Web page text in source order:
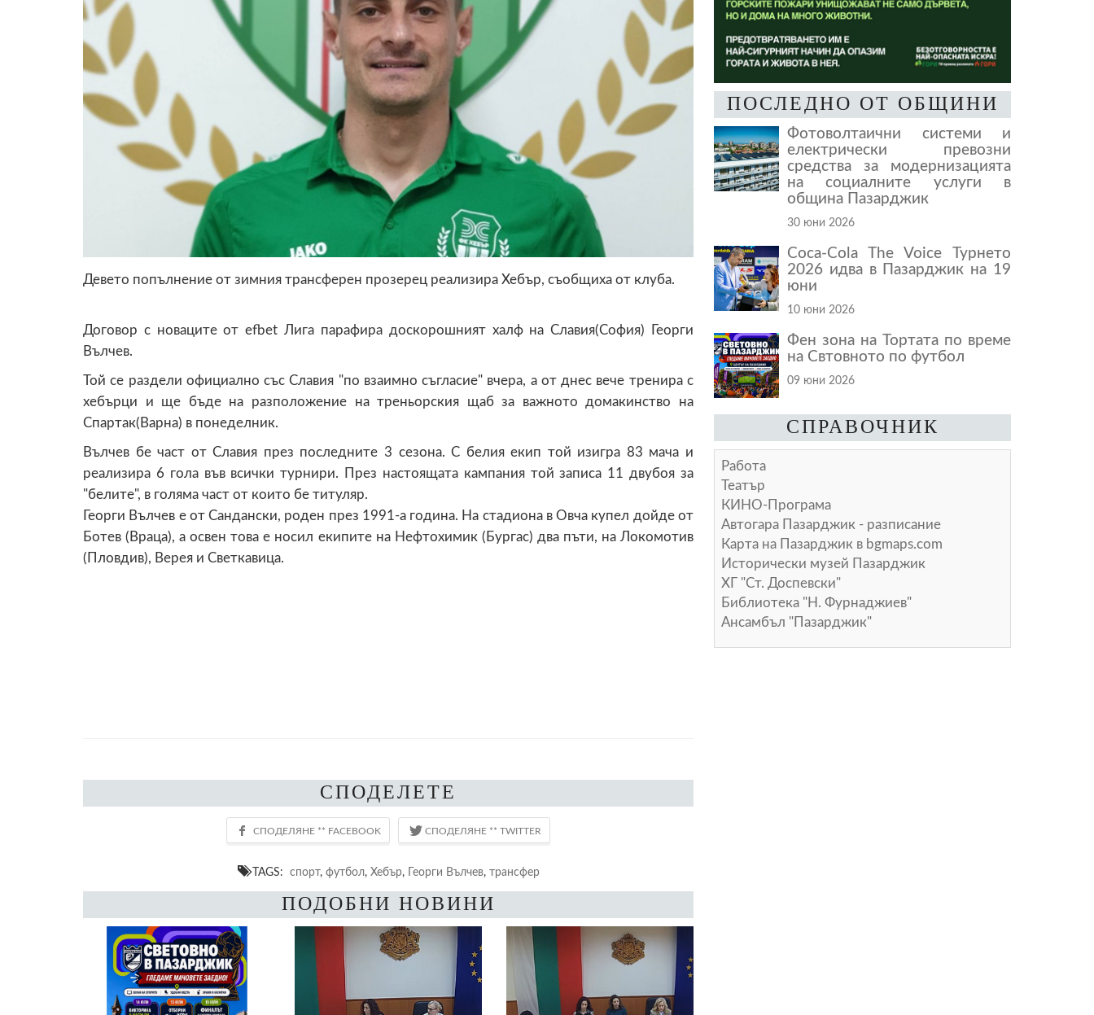
Девето попълнение от зимния трансферен прозерец реализира Хебър, съобщиха от клуба.
Договор с новаците от efbet Лига парафира доскорошният халф на Славия(София) Георги
Вълчев.
Той се раздели официално със Славия "по взаимно съгласие" вчера, а от днес вече тренира с
хебърци и ще бъде на разположение на треньорския щаб за важното домакинство на
Спартак(Варна) в понеделник.
Вълчев бе част от Славия през последните 3 сезона. С белия екип той изигра 83 мача и
реализира 6 гола във всички турнири. През настоящата кампания той записа 11 двубоя за
"белите", в голяма част от които бе титуляр.
Георги Вълчев е от Сандански, роден през 1991-а година. На стадиона в Овча купел дойде от
Ботев (Враца), а освен това е носил екипите на Нефтохимик (Бургас) два пъти, на Локомотив
(Пловдив), Верея и Светкавица.
СПОДЕЛЕТЕ
TAGS: спорт, футбол, Хебър, Георги Вълчев, трансфер
ПОДОБНИ НОВИНИ
ПОСЛЕДНО ОТ ОБЩИНИ
Фотоволтаични системи и
електрически превозни
средства за модернизацията
на социалните услуги в
община Пазарджик
30 юни 2026
Coca-Cola The Voice Турнето
2026 идва в Пазарджик на 19
юни
10 юни 2026
Фен зона на Тортата по време
на Свтовното по футбол
09 юни 2026
СПРАВОЧНИК
Работа
Театър
КИНО-Програма
Автогара Пазарджик - разписание
Карта на Пазарджик в bgmaps.com
Исторически музей Пазарджик
ХГ "Ст. Доспевски"
Библиотека "Н. Фурнаджиев"
Ансамбъл "Пазарджик"